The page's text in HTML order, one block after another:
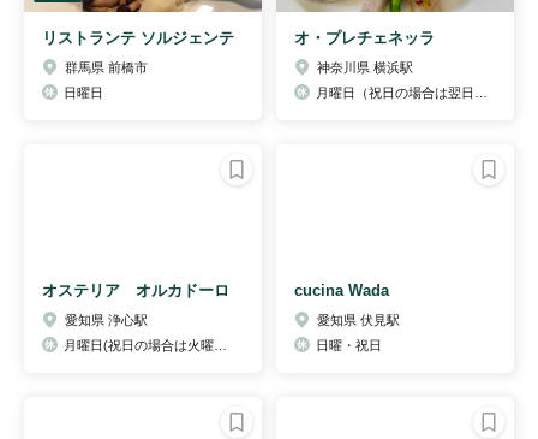
リストランテ ソルジェンテ
群馬県 前橋市
日曜日
オ・プレチェネッラ
神奈川県 横浜駅
オステリア オルカドーロ
愛知県 浄心駅
cucina Wada
愛知県 伏見駅
日曜・祝日